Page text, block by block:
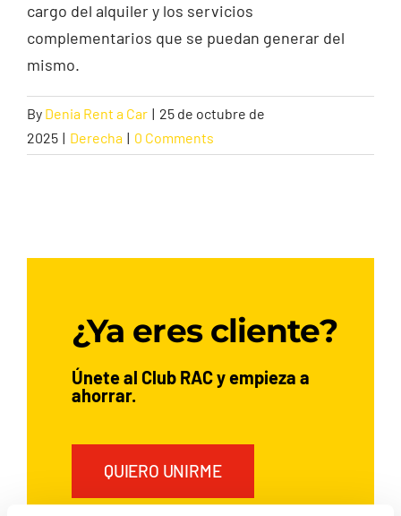
Contacto
cargo del alquiler y los servicios
complementarios que se puedan generar del
mismo.
By Denia Rent a Car | 25 de octubre de
2025 | Derecha | 0 Comments
¿Ya eres cliente?
Únete al Club RAC y empieza a
ahorrar.
QUIERO UNIRME